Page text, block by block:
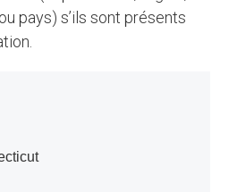
pays) s’ils sont présents